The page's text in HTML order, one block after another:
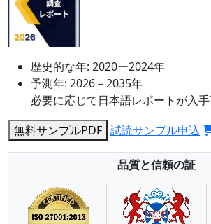
歴史的な年: 2020ー2024年
予測年: 2026－2035年
必要に応じて日本語レポートが入
無料サンプルPDF 試読サンプル申込
品質と信頼の証